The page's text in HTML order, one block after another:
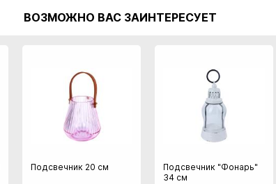
ВОЗМОЖНО ВАС ЗАИНТЕРЕСУЕТ
Подсвечник 20 см
Подсвечник "Фонарь"
34 см